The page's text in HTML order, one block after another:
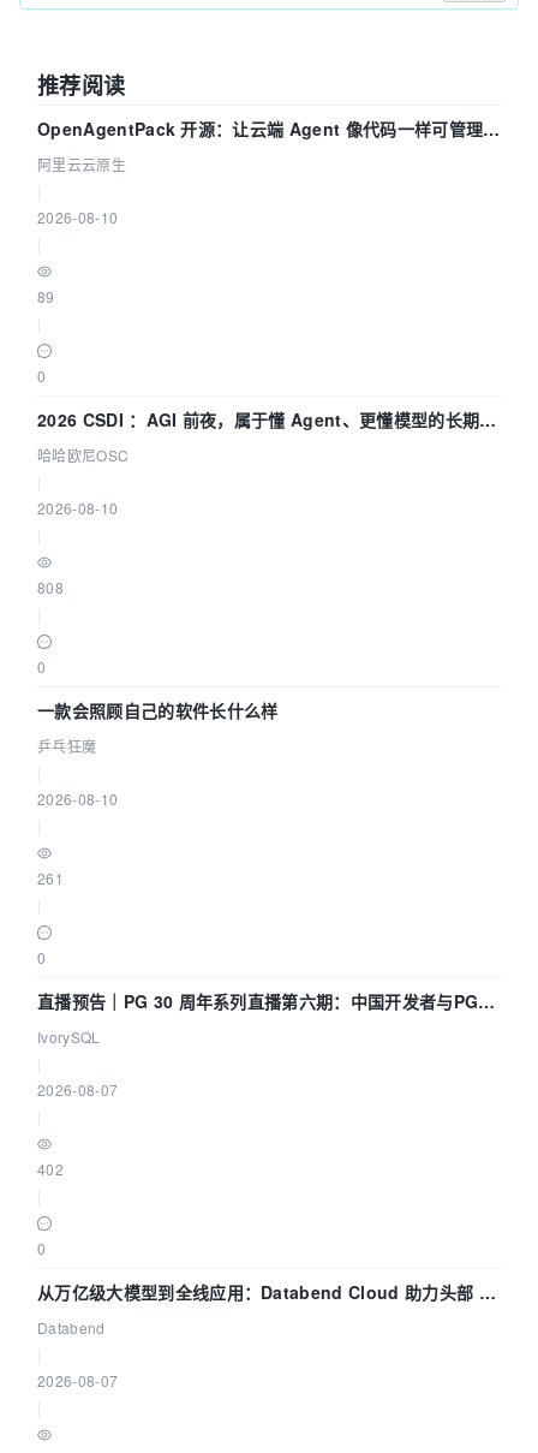
推荐阅读
OpenAgentPack 开源：让云端 Agent 像代码一样可管理、
可迁移
阿里云云原生
2026-08-10
89
0
2026 CSDI ：AGI 前夜，属于懂 Agent、更懂模型的长期深
耕企业
哈哈欧尼OSC
2026-08-10
808
0
一款会照顾自己的软件长什么样
乒乓狂魔
2026-08-10
261
0
直播预告｜PG 30 周年系列直播第六期：中国开发者与PG内
核——我们改得动吗？我们贡献了什么？
IvorySQL
2026-08-07
402
0
从万亿级大模型到全线应用：Databend Cloud 助力头部 AI
企业构建全链路 Trace 数据管道
Databend
2026-08-07